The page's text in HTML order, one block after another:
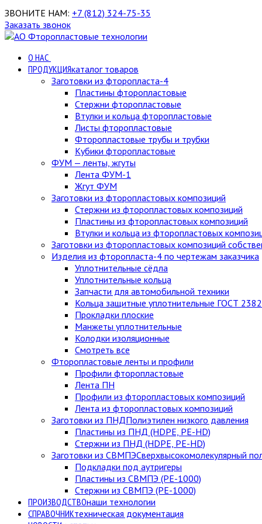
ЗВОНИТЕ НАМ: +7 (812) 324-75-35
Заказать звонок
О НАС
ПРОДУКЦИЯкаталог товаров
Заготовки из фторопласта-4
Пластины фторопластовые
Стержни фторопластовые
Втулки и кольца фторопластовые
Листы фторопластовые
Фторопластовые трубы и трубки
Кубики фторопластовые
ФУМ — ленты, жгуты
Лента ФУМ-1
Жгут ФУМ
Заготовки из фторопластовых композиций
Стержни из фторопластовых композиций
Пластины из фторопластовых композиций
Втулки и кольца из фторопластовых
Заготовки из фторопластовых композиций
Изделия из фторопласта-4 по чертежам заказчика
Уплотнительные сёдла
Уплотнительные кольца
Запчасти для автомобильной техники
Кольца защитные уплотнительные ГОСТ
Прокладки плоские
Манжеты уплотнительные
Колодки изоляционные
Смотреть все
Фторопластовые ленты и профили
Профили фторопластовые
Лента ПН
Профили из фторопластовых композиций
Лента из фторопластовых композиций
Заготовки из ПНДПолиэтилен низкого давления
Пластины из ПНД (HDPE, PE-HD)
Стержни из ПНД (HDPE, PE-HD)
Заготовки из СВМПЭСверхвысокомолекулярный
Подкладки под аутригеры
Пластины из СВМПЭ (PE-1000)
Стержни из СВМПЭ (PE-1000)
ПРОИЗВОДСТВОнаши технологии
СПРАВОЧНИКтехническая документация